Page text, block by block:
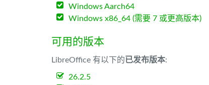
Windows Aarch64
Windows x86_64 (需要 7 或更高版本)
可用的版本
LibreOffice 有以下的已发布版本:
26.2.5